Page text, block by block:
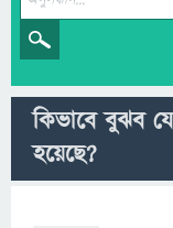
কিভাবে বুঝব
হয়েছে?